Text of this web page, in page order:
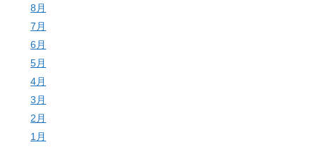
8月
7月
6月
5月
4月
3月
2月
1月